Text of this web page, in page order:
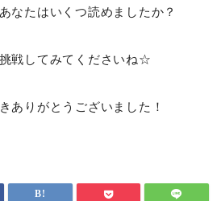
なたはいくつ読めましたか？
戦してみてくださいね☆
ありがとうございました！